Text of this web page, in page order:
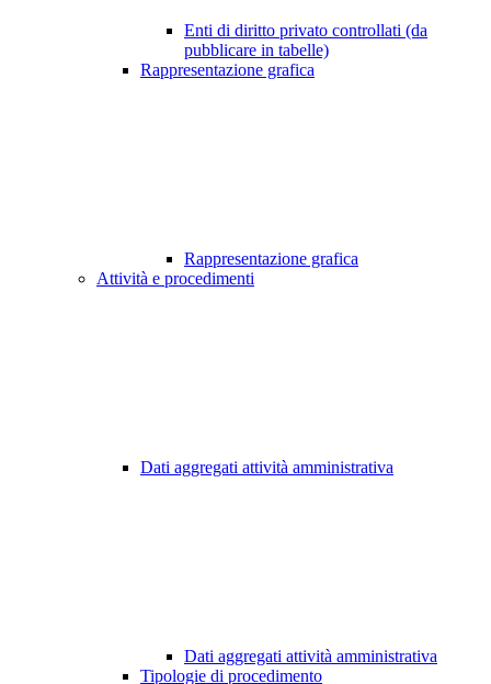
Enti di diritto privato controllati (da
pubblicare in tabelle)
Rappresentazione grafica
Rappresentazione grafica
Attività e procedimenti
Dati aggregati attività amministrativa
Dati aggregati attività amministrativa
Tipologie di procedimento